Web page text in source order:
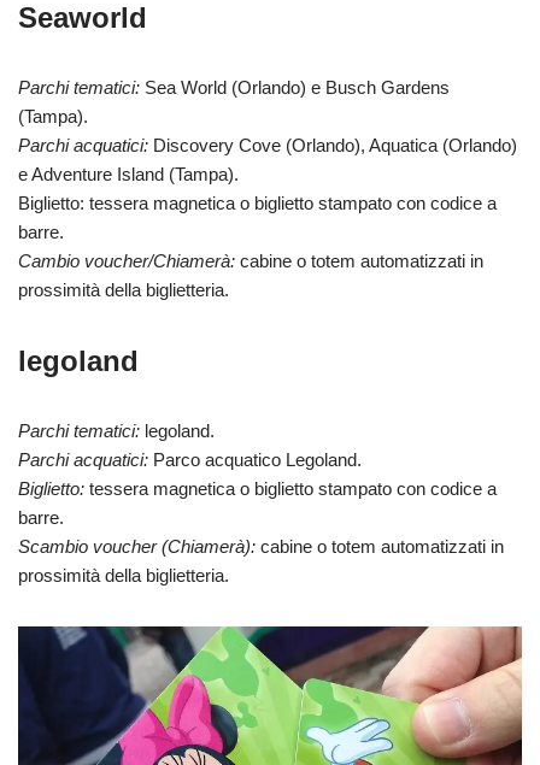
Seaworld
Parchi tematici: Sea World (Orlando) e Busch Gardens
(Tampa).
Parchi acquatici: Discovery Cove (Orlando), Aquatica (Orlando)
e Adventure Island (Tampa).
Biglietto: tessera magnetica o biglietto stampato con codice a
barre.
Cambio voucher/Chiamerà: cabine o totem automatizzati in
prossimità della biglietteria.
legoland
Parchi tematici: legoland.
Parchi acquatici: Parco acquatico Legoland.
Biglietto: tessera magnetica o biglietto stampato con codice a
barre.
Scambio voucher (Chiamerà): cabine o totem automatizzati in
prossimità della biglietteria.